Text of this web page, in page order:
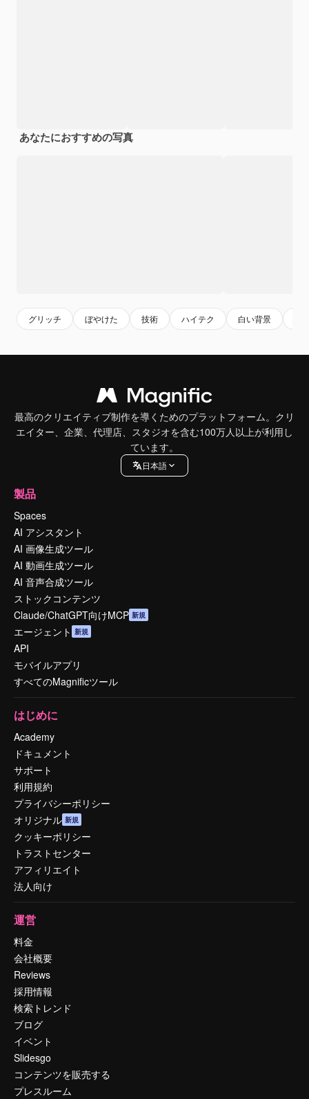
あなたにおすすめの写真
グリッチ ぼやけた 技術 ハイテク 白い背景
最高のクリエイティブ制作を導くためのプラットフォーム。クリ
エイター、企業、代理店、スタジオを含む100万人以上が利用し
ています。
日本語
製品
Spaces
AI アシスタント
AI 画像生成ツール
AI 動画生成ツール
AI 音声合成ツール
ストックコンテンツ
Claude/ChatGPT向けMCP 新規
エージェント 新規
API
モバイルアプリ
すべてのMagnificツール
はじめに
Academy
ドキュメント
サポート
利用規約
プライバシーポリシー
オリジナル 新規
クッキーポリシー
トラストセンター
アフィリエイト
法人向け
運営
料金
会社概要
Reviews
採用情報
検索トレンド
ブログ
イベント
Slidesgo
コンテンツを販売する
プレスルーム